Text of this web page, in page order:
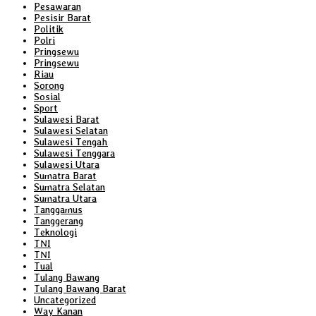
Pesawaran
Pesisir Barat
Politik
Polri
Pringsewu
Pringsewu
Riau
Sorong
Sosial
Sport
Sulawesi Barat
Sulawesi Selatan
Sulawesi Tengah
Sulawesi Tenggara
Sulawesi Utara
Sumatra Barat
Sumatra Selatan
Sumatra Utara
Tanggamus
Tanggerang
Teknologi
TNI
TNI
Tual
Tulang Bawang
Tulang Bawang Barat
Uncategorized
Way Kanan